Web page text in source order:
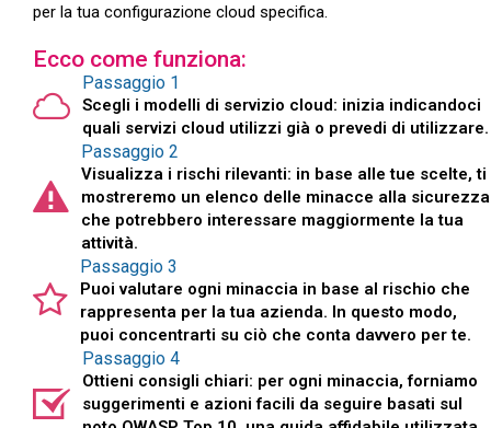
per la tua configurazione cloud specifica.
Ecco come funziona:
Passaggio 1
Scegli i modelli di servizio cloud: inizia indicandoci
quali servizi cloud utilizzi già o prevedi di utilizzare.
Passaggio 2
Visualizza i rischi rilevanti: in base alle tue scelte, ti
mostreremo un elenco delle minacce alla sicurezza
che potrebbero interessare maggiormente la tua
attività.
Passaggio 3
Puoi valutare ogni minaccia in base al rischio che
rappresenta per la tua azienda. In questo modo,
puoi concentrarti su ciò che conta davvero per te.
Passaggio 4
Ottieni consigli chiari: per ogni minaccia, forniamo
suggerimenti e azioni facili da seguire basati sul